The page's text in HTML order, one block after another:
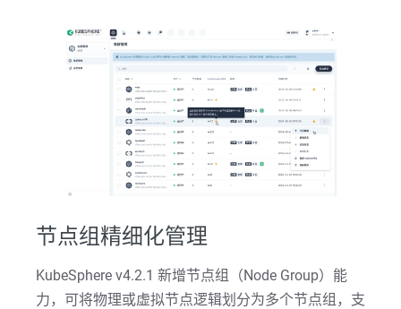
节点组精细化管理
KubeSphere v4.2.1 新增节点组（Node Group）能
力，可将物理或虚拟节点逻辑划分为多个节点组，支